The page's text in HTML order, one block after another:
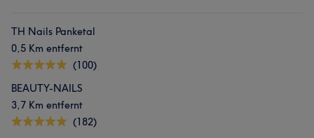
TH Nails Panketal
0,5 Km entfernt
(100)
BEAUTY-NAILS
3,7 Km entfernt
(182)